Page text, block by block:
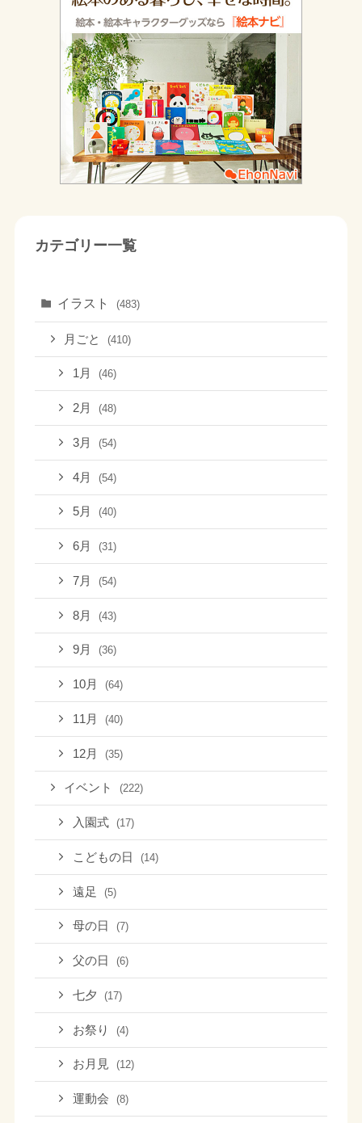
カテゴリー一覧
イラスト (483)
月ごと (410)
1月 (46)
2月 (48)
3月 (54)
4月 (54)
5月 (40)
6月 (31)
7月 (54)
8月 (43)
9月 (36)
10月 (64)
11月 (40)
12月 (35)
イベント (222)
入園式 (17)
こどもの日 (14)
遠足 (5)
母の日 (7)
父の日 (6)
七夕 (17)
お祭り (4)
お月見 (12)
運動会 (8)